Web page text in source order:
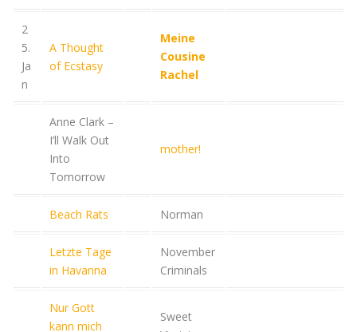
2
5.
Ja
n
A Thought
of Ecstasy
Meine
Cousine
Rachel
Anne Clark –
I’ll Walk Out
Into
Tomorrow
mother!
Beach Rats Norman
Letzte Tage
in Havanna
November
Criminals
Nur Gott
kann mich
Sweet